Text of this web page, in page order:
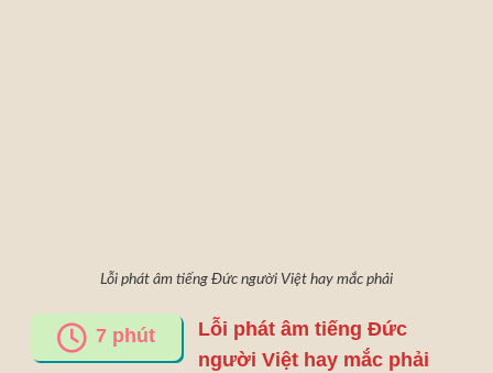
Lỗi phát âm tiếng Đức người Việt hay mắc phải
7 phút
Lỗi phát âm tiếng Đức
người Việt hay mắc phải